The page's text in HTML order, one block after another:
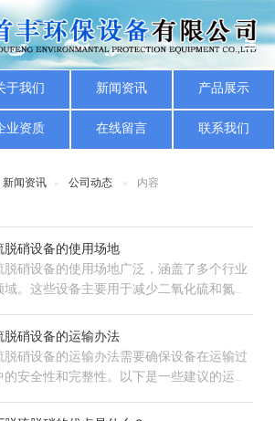
于我们 新闻资讯 产品展示
业资质 在线留言 联系我们
新闻资讯 公司动态 内容
脱硝设备的使用场地
脱硝设备的使用场地广泛，涵盖了多个行业
域。这些设备主要用于减少二氧化硫和氮氧
应用场…
脱硝设备的运输办法
脱硝设备的运输办法需要确保设备在运输过
的安全性和完整性。以下是一些建议的运输
件进行…